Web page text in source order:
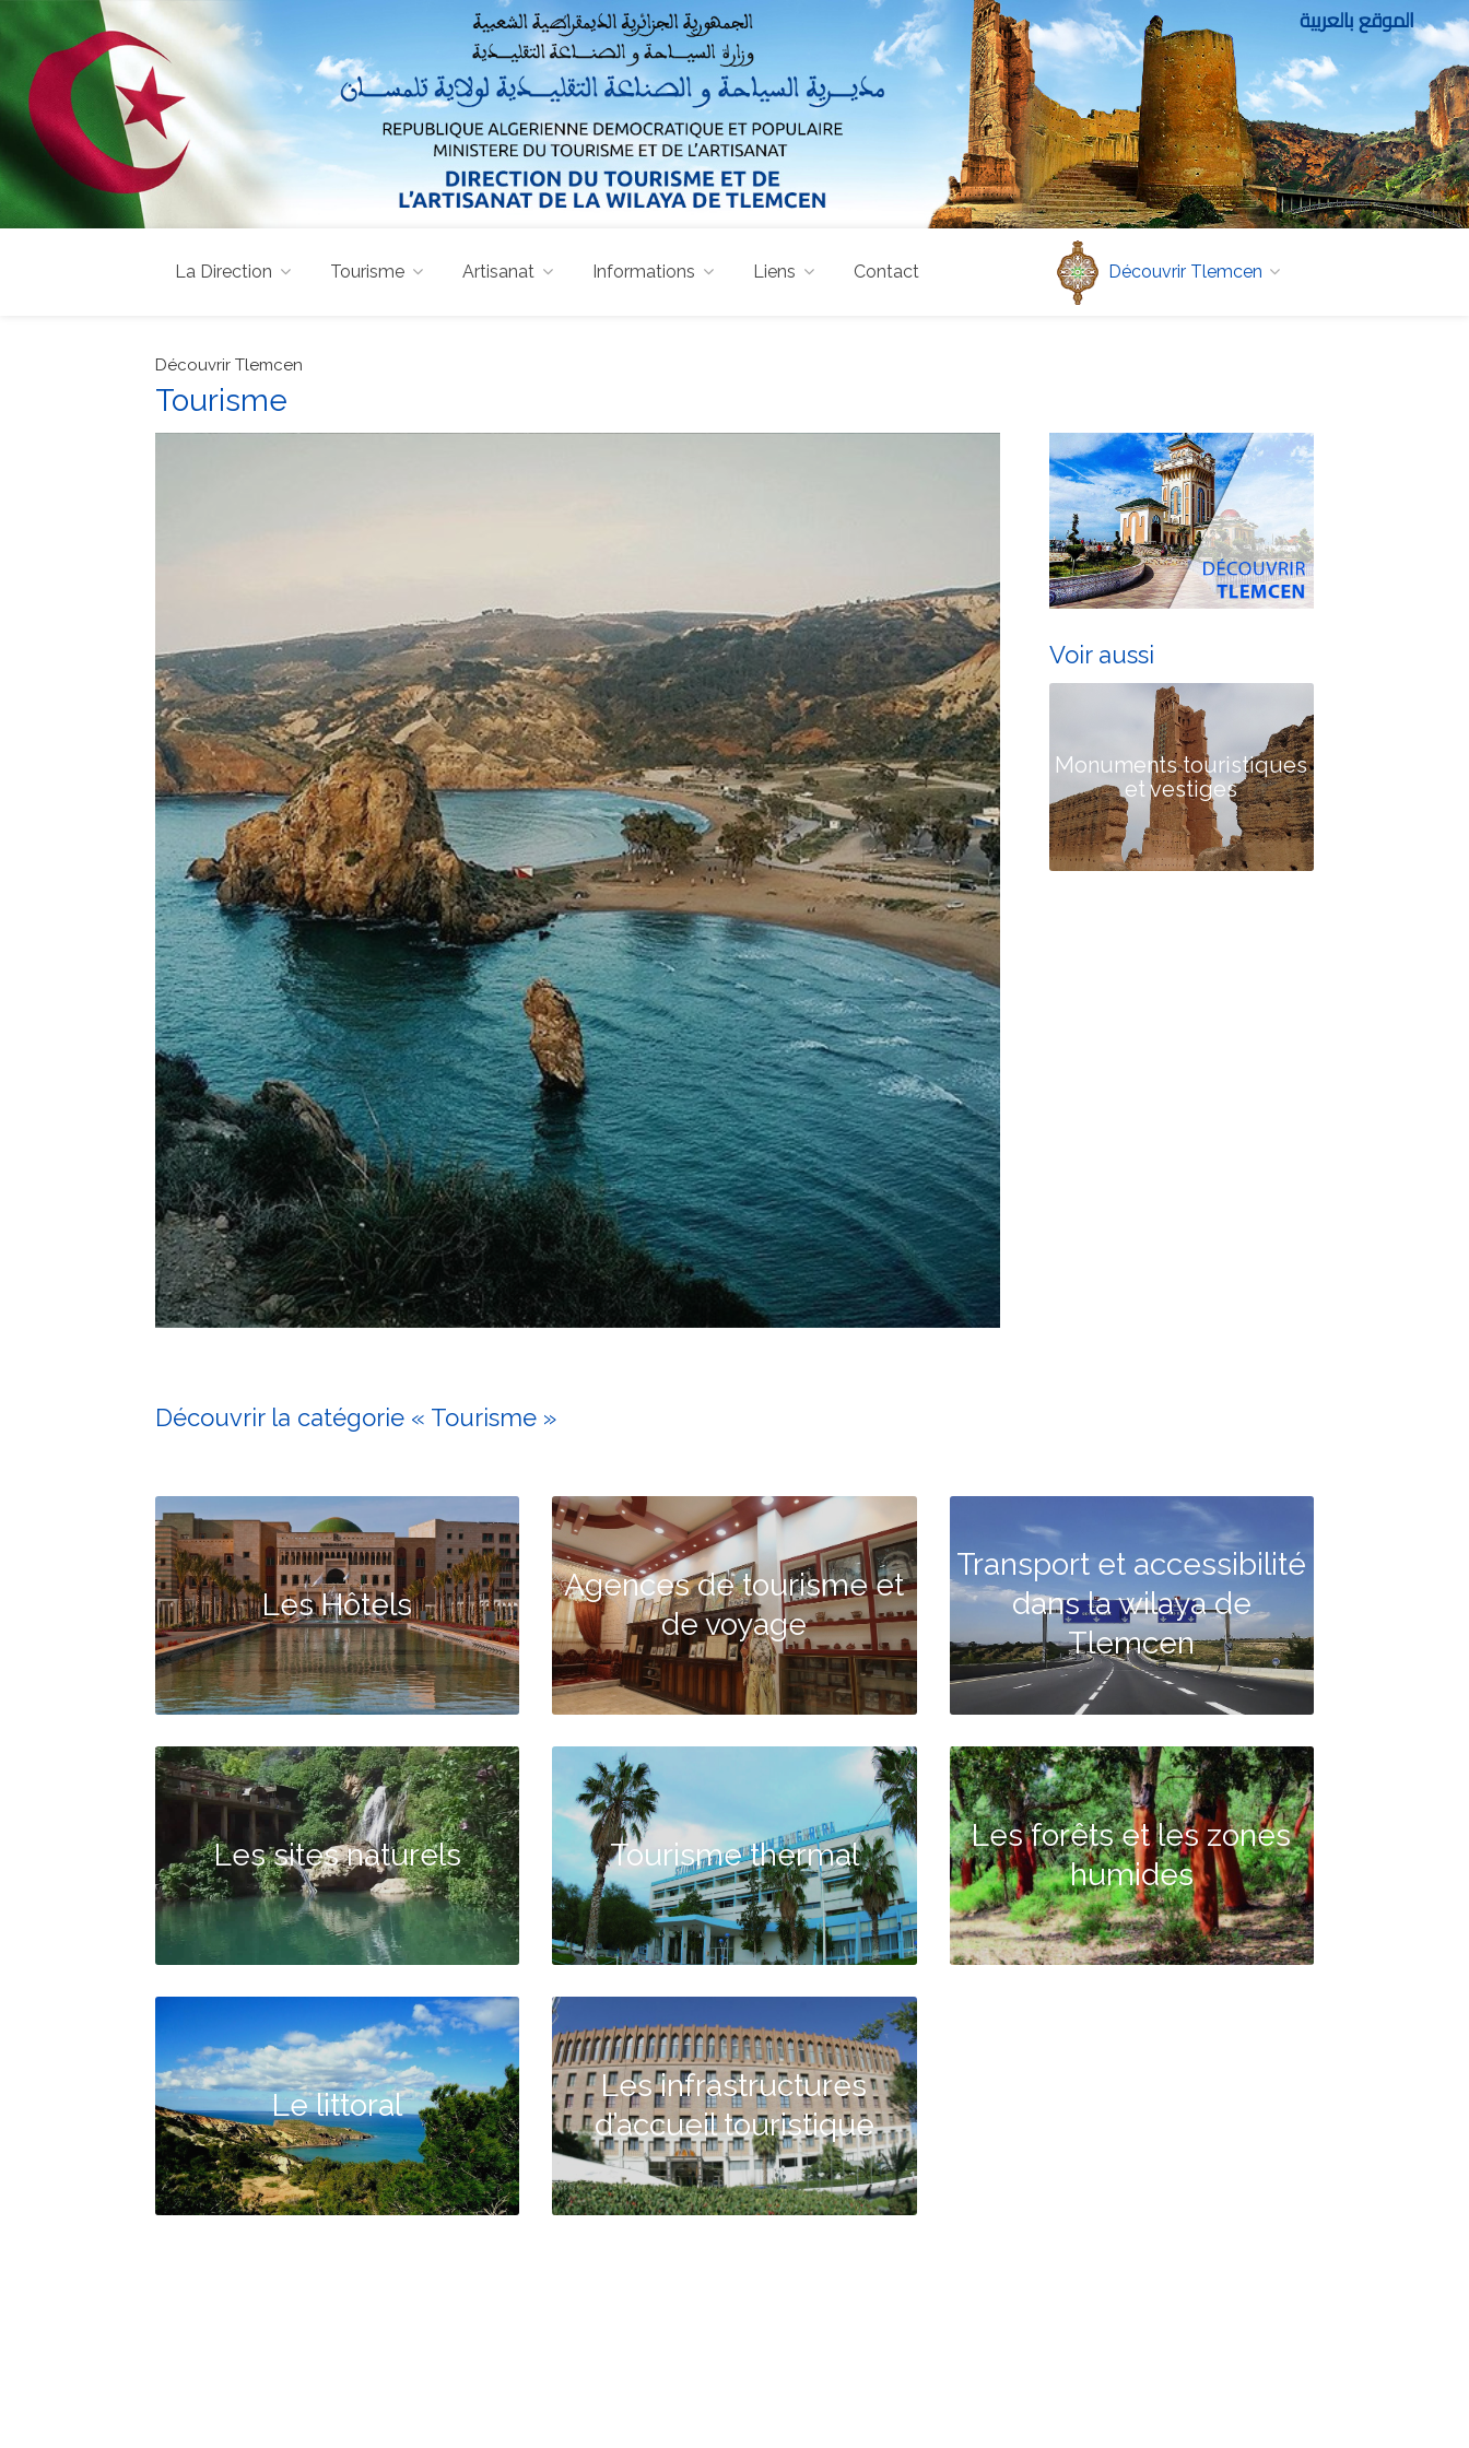
الموقع بالعربية
La Direction Tourisme Artisanat Informations Liens Contact Découvrir Tlemcen
Découvrir Tlemcen
Tourisme
Voir aussi
Monuments touristiques
et vestiges
Découvrir la catégorie « Tourisme »
Les Hôtels
Agences de tourisme et
de voyage
Transport et accessibilité
dans la wilaya de
Tlemcen
Les sites naturels Tourisme thermal
Les forêts et les zones
humides
Le littoral
Les infrastructures
d’accueil touristique